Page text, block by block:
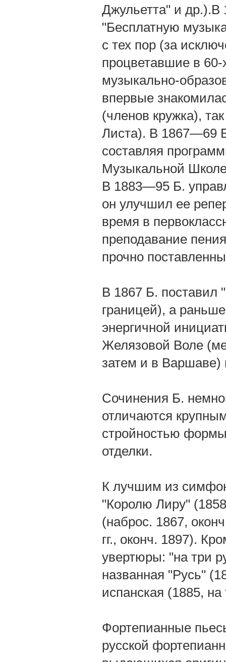
Джульетта" и
"Бесплатную
с тех пор (за
процветавшие в
музыкально-
впервые
(членов кружка),
Листа). В 1867—69
составляя
Музыкальной
В 1883—95 Б.
он улучшил ее
время в
преподавание
прочно
В 1867 Б. поставил
границей), а
энергичной
Желязовой Воле
затем и в Варшаве)
Сочинения Б.
отличаются
стройностью
отделки.
К лучшим из
"Королю Лиру"
(наброс. 1867,
гг., оконч. 1897).
увертюры: "на три
названная "Русь"
испанская (1885,
Фортепианные
русской